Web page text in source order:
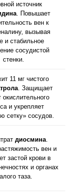
источник
. Повышает
вен к
вызывая
и стабильное
сосудистой
стенки.
11 мг чистого
. Защищает
окислительного
и укрепляет
сетку» сосудов.
диосмина.
вен и
застой крови в
и органах
таза.